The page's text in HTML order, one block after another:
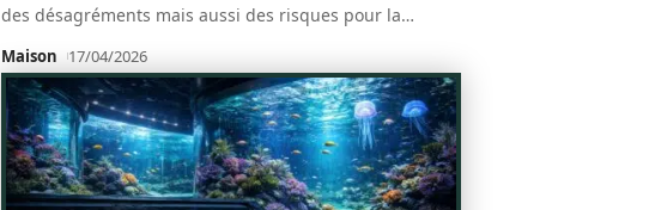
des désagréments mais aussi des risques pour la…
Maison 17/04/2026